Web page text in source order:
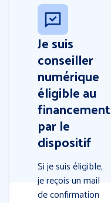
Je suis
conseiller
numérique
éligible au
financement
par le
dispositif
Si je suis éligible,
je reçois un mail
de confirmation